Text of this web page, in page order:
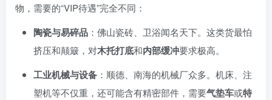
物，需要的“VIP待遇”完全不同：
陶瓷与易碎品 ：佛山瓷砖、卫浴闻名天下。这类货最怕
挤压和颠簸，对木托打底和内部缓冲要求极高。
工业机械与设备 ：顺德、南海的机械厂众多。机床、注
塑机等不仅重，还可能含有精密部件，需要气垫车或特